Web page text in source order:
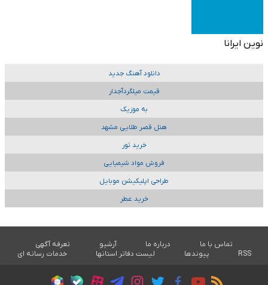
نوین ایرانا
دانلود آهنگ جدید
قیمت میلگردآجدار
به موزیک
هتل قصر طلایی مشهد
خرید تور
فروش مواد شیمیایی
طراحی اپلیکیشن موبایل
خرید عطر
تماس با ما درباره ما آرشیو
تعرفه آگهی
RSS
پیوندها لیست دفاتر استانها خدمات رسانه ای